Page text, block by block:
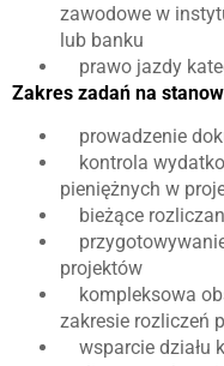
zawodowe w
lub banku
prawo jazdy
Zakres zadań na
prowadzenie
kontrola
pieniężnych w
bieżące
projektów
kompleksowa
zakresie rozliczeń
wsparcie działu